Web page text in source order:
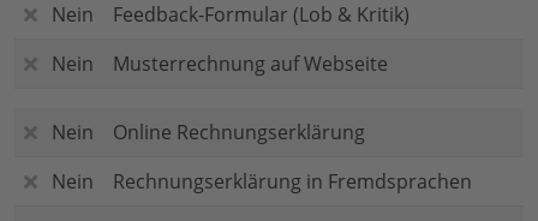
Nein
Feedback-Formular (Lob & Kritik)
Nein
Musterrechnung auf Webseite
Nein
Online Rechnungserklärung
Nein
Rechnungserklärung in Fremdsprachen